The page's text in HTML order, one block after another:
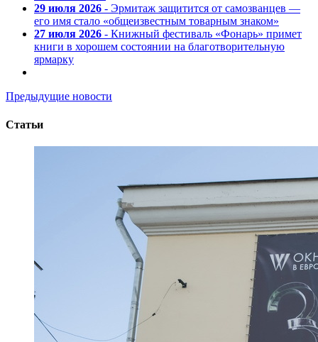
29 июля 2026 - Эрмитаж защитится от самозванцев —
его имя стало «общеизвестным товарным знаком»
27 июля 2026 - Книжный фестиваль «Фонарь» примет
книги в хорошем состоянии на благотворительную
ярмарку
Предыдущие новости
Статьи